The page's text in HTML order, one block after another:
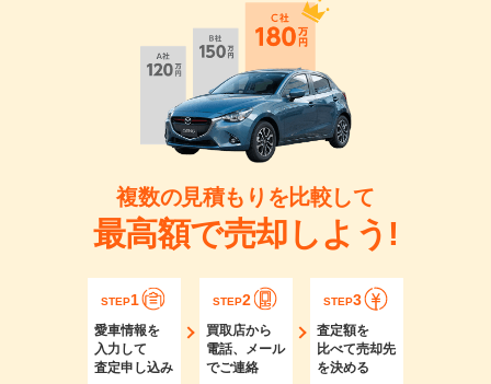
複数の見積もりを比較して
最高額で売却しよう!
STEP1
愛車情報を
入力して
査定申し込み
STEP2
買取店から
電話、メール
でご連絡
STEP3
査定額を
比べて売却先
を決める